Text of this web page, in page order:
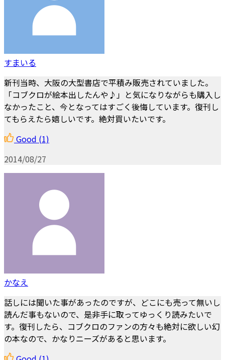
すまいる
新刊当時、大阪の大型書店で平積み販売されていました。
「コブクロが絵本出したんや♪」と気になりながらも購入し
なかったこと、今となってはすごく後悔しています。復刊し
てもらえたら嬉しいです。絶対買いたいです。
Good (1)
2014/08/27
かなえ
話しには聞いた事があったのですが、どこにも売って無いし
読んだ事もないので、是非手に取ってゆっくり読みたいで
す。復刊したら、コブクロのファンの方々も絶対に欲しい幻
の本なので、かなりニーズがあると思います。